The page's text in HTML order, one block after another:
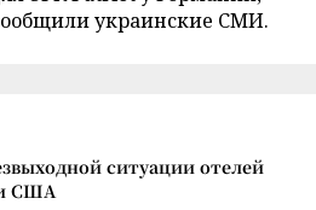
украинские СМИ.
ситуации отелей
США